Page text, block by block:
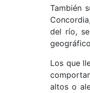
También
del río,
Los que
altos o